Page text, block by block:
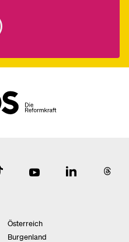
Österreich
Burgenland